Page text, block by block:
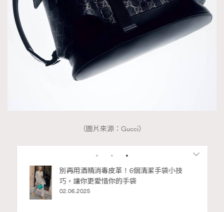
（圖片來源：Gucci）
別再用酒精消毒皮革！6個清潔手袋小技
巧，讓你更愛惜你的手袋
02.06.2025